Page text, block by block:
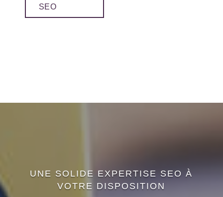
SEO
UNE SOLIDE EXPERTISE SEO À
VOTRE DISPOSITION